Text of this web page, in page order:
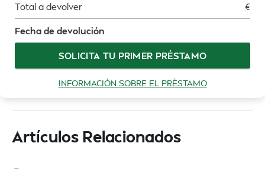
Total a devolver €
Fecha de devolución
SOLICITA TU PRIMER PRÉSTAMO
INFORMACIÓN SOBRE EL PRÉSTAMO
Artículos Relacionados